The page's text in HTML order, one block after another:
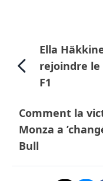
Ella
rejoindre le
F1
Comment la
Monza a
Bull